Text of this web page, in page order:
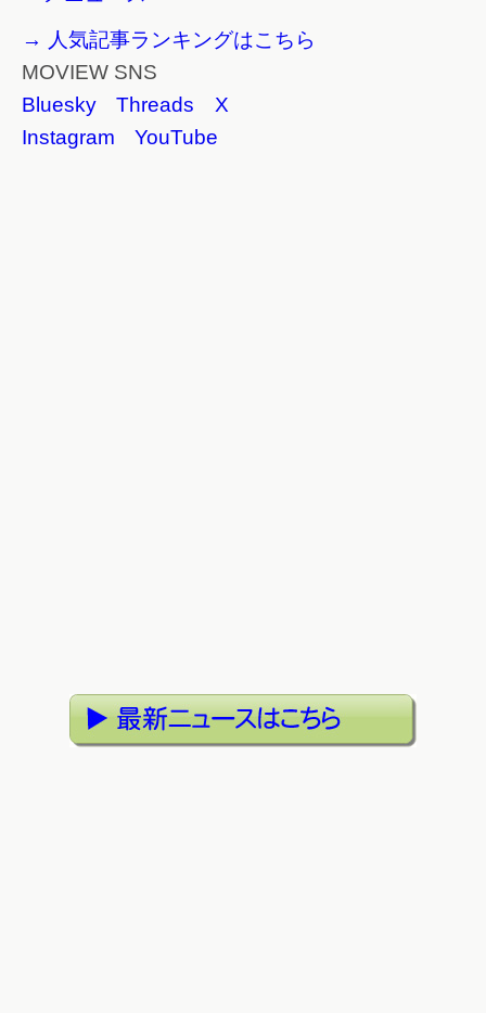
→ 人気記事ランキングはこちら
MOVIEW SNS
Bluesky
Threads
X
Instagram
YouTube